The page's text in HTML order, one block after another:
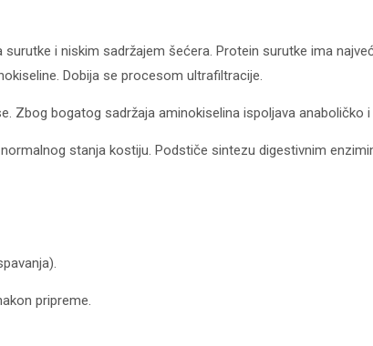
i niskim sadržajem šećera. Protein surutke ima
Dobija se procesom ultrafiltracije.
Zbog bogatog sadržaja aminokiselina ispoljava anaboličko
stanja kostiju. Podstiče sintezu digestivnim
pripreme.